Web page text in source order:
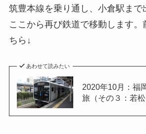
筑豊本線を乗り通し、小倉駅まで
ここから再び鉄道で移動します。
ちら↓
あわせて読みたい
2020年10月：福
旅（その３：若松